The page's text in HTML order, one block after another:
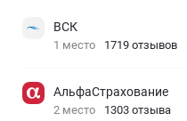
ВСК
1 место 1719 отзывов
АльфаСтрахование
2 место 1303 отзыва